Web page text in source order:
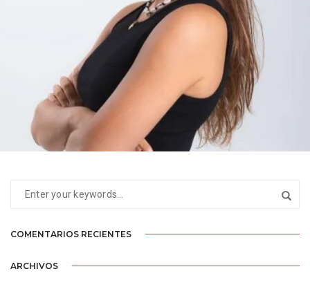
LAURA
BARCELONA
COMENTARIOS RECIENTES
ARCHIVOS